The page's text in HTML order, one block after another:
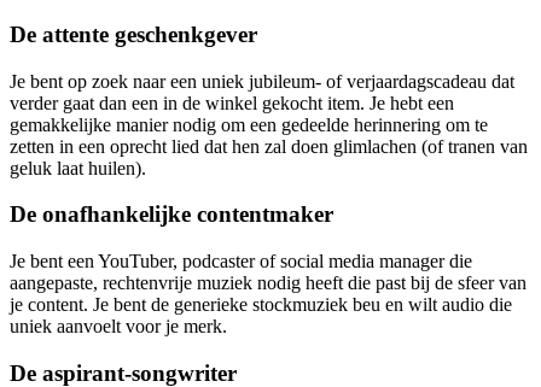
De attente geschenkgever
Je bent op zoek naar een uniek jubileum- of verjaardagscadeau dat
verder gaat dan een in de winkel gekocht item. Je hebt een
gemakkelijke manier nodig om een gedeelde herinnering om te
zetten in een oprecht lied dat hen zal doen glimlachen (of tranen van
geluk laat huilen).
De onafhankelijke contentmaker
Je bent een YouTuber, podcaster of social media manager die
aangepaste, rechtenvrije muziek nodig heeft die past bij de sfeer van
je content. Je bent de generieke stockmuziek beu en wilt audio die
uniek aanvoelt voor je merk.
De aspirant-songwriter